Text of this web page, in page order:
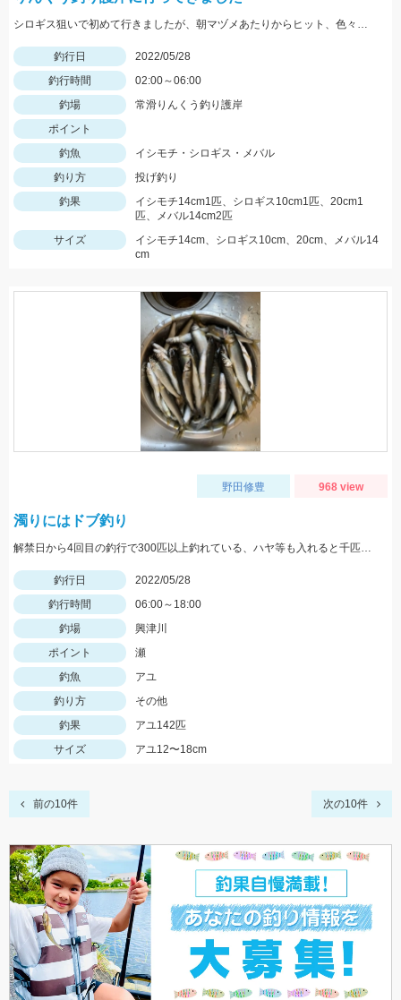
シロギス狙いで初めて行きましたが、朝マヅメあたりからヒット、色々釣れて楽しかったです。
釣行日
2022/05/28
釣行時間
02:00～06:00
釣場
常滑りんくう釣り護岸
ポイント
釣魚
イシモチ・シロギス・メバル
釣り方
投げ釣り
釣果
イシモチ14cm1匹、シロギス10cm1匹、20cm1
匹、メバル14cm2匹
サイズ
イシモチ14cm、シロギス10cm、20cm、メバル14
cm
野田修豊 968 view
濁りにはドブ釣り
解禁日から4回目の釣行で300匹以上釣れている、ハヤ等も入れると千匹、手返し大変
釣行日
2022/05/28
釣行時間
06:00～18:00
釣場
興津川
ポイント
瀬
釣魚
アユ
釣り方
その他
釣果
アユ142匹
サイズ
アユ12〜18cm
前の10件 次の10件